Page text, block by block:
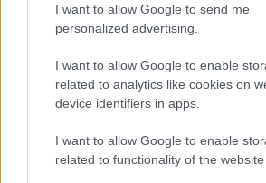
I want to allow Google to send me
personalized advertising.
I want to allow Google to enable
related to analytics like cookies on
device identifiers in apps.
I want to allow Google to enable
related to functionality of the website
HÍREK egy órája
Elérkezett a
apadása, hétvégére javulás
HÍREK 3 órája